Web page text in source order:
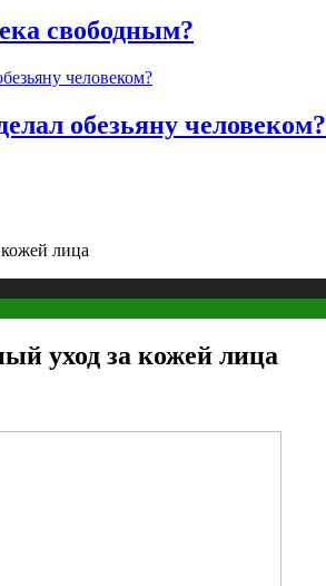
свободным?
обезьяну человеком?
лица
уход за кожей лица